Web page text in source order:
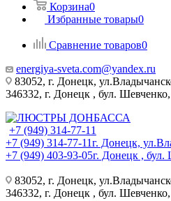
Корзина0
Избранные товары0
Сравнение товаров0
energiya-sveta.com@yandex.ru
83052, г. Донецк,
346332, г. Донецк , бул.
+7 (949) 314-77-11
+7 (949) 314-77-11г. Донецк,
+7 (949) 403-93-05г. Донецк , бул.
83052, г. Донецк,
346332, г. Донецк , бул.